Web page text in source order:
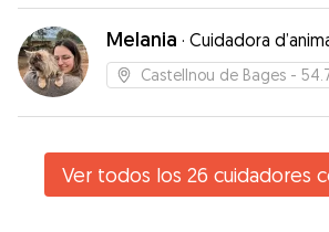
Melania · Cuidadora
Castellnou de Bages -
Ver todos los 26 cuidadores